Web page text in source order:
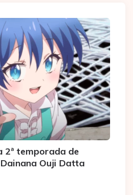
temporada de
Ouji Datta